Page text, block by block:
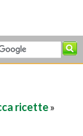
ricette»